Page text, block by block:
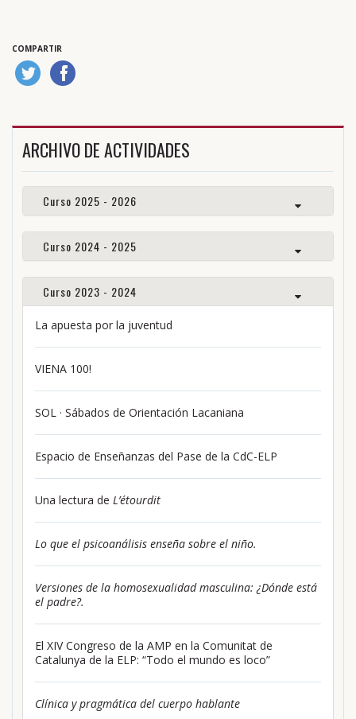
COMPARTIR
ARCHIVO DE ACTIVIDADES
Curso 2025 - 2026
Curso 2024 - 2025
Curso 2023 - 2024
La apuesta por la juventud
VIENA 100!
SOL · Sábados de Orientación Lacaniana
Espacio de Enseñanzas del Pase de la CdC-ELP
Una lectura de L’étourdit
Lo que el psicoanálisis enseña sobre el niño.
Versiones de la homosexualidad masculina: ¿Dónde está
el padre?.
El XIV Congreso de la AMP en la Comunitat de
Catalunya de la ELP: “Todo el mundo es loco”
Clínica y pragmática del cuerpo hablante